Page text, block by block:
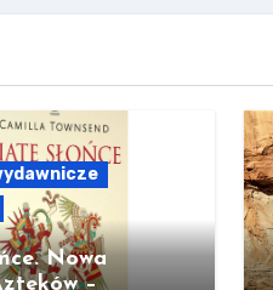
Nowa
–